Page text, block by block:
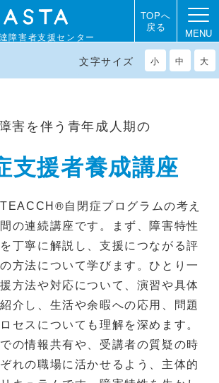
障害者支援センター
TOPへ
戻る
文字サイズ 小 中 大
MENU
害を伴う青年成人期の
支援者養成講座
®自閉症プログラムの考え
の連続講座です。まず、障害特性
丁寧に解説し、支援につながる評
方法について学びます。ひとり一
方法や対応について、演習や具体
介し、生活や余暇への応用、問題
セスについても理解を深めます。
の情報共有や、受講者の質疑の時
れの職場に活かせるよう、主体的